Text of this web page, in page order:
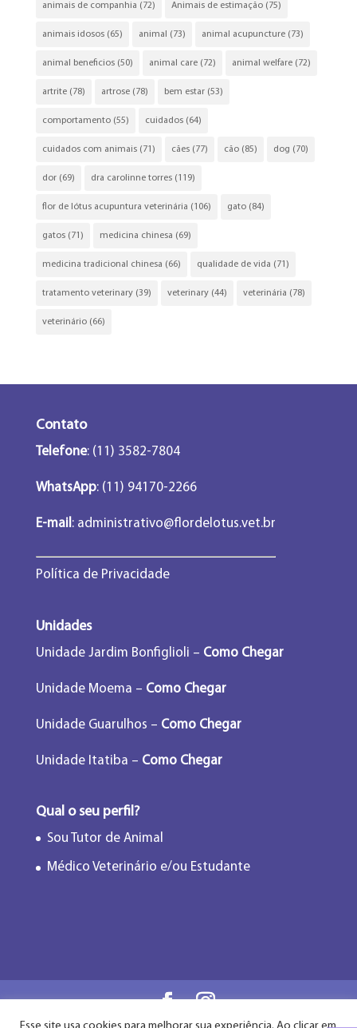
animais de companhia (72) Animais de estimação(75)
animais idosos(65) animal (73) animal acupuncture(73)
animal beneficios(50) animal care(72) animal welfare(72)
artrite(78) artrose(78) bem estar(53)
comportamento(55) cuidados(64)
cuidados com animais(71) cães(77) cão(85) dog (70)
dor(69) dra carolinne torres(119)
flor de lótus acupuntura veterinária (106) gato(84)
gatos(71) medicina chinesa (69)
medicina tradicional chinesa (66) qualidade de vida (71)
tratamento veterinary(39) veterinary(44) veterinária (78)
veterinário(66)
Contato
Telefone: (11) 3582-7804
WhatsApp: (11) 94170-2266
E-mail:administrativo@flordelotus.vet.br
Política de Privacidade
Unidades
Unidade Jardim Bonfiglioli – Como Chegar
Unidade Moema – Como Chegar
Unidade Guarulhos – Como Chegar
Unidade Itatiba – Como Chegar
Qual o seu perfil?
Sou Tutor de Animal
Médico Veterinário e/ou Estudante